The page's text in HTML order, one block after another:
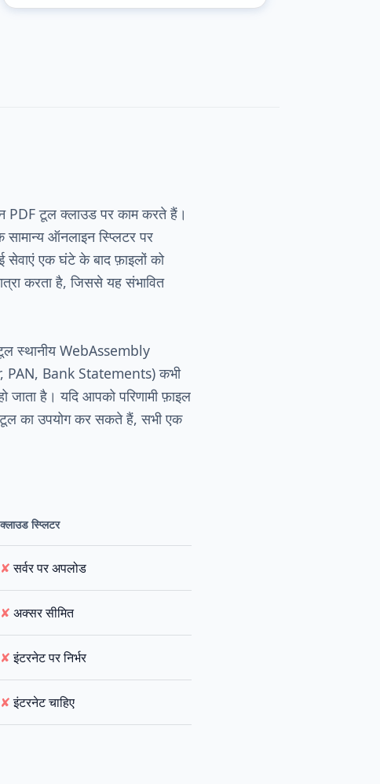
PDF टूल क्लाउड पर काम करते हैं।
ऑनलाइन स्प्लिटर पर
एक घंटे के बाद फ़ाइलों को
करता है, जिससे यह संभावित
टूल स्थानीय WebAssembly
PAN, Bank Statements) कभी
है। यदि आपको परिणामी फ़ाइल
का उपयोग कर सकते हैं, सभी एक
क्लाउड स्प्लिटर
✘सर्वर पर अपलोड
✘ अक्सर सीमित
✘इंटरनेट पर निर्भर
✘इंटरनेट चाहिए